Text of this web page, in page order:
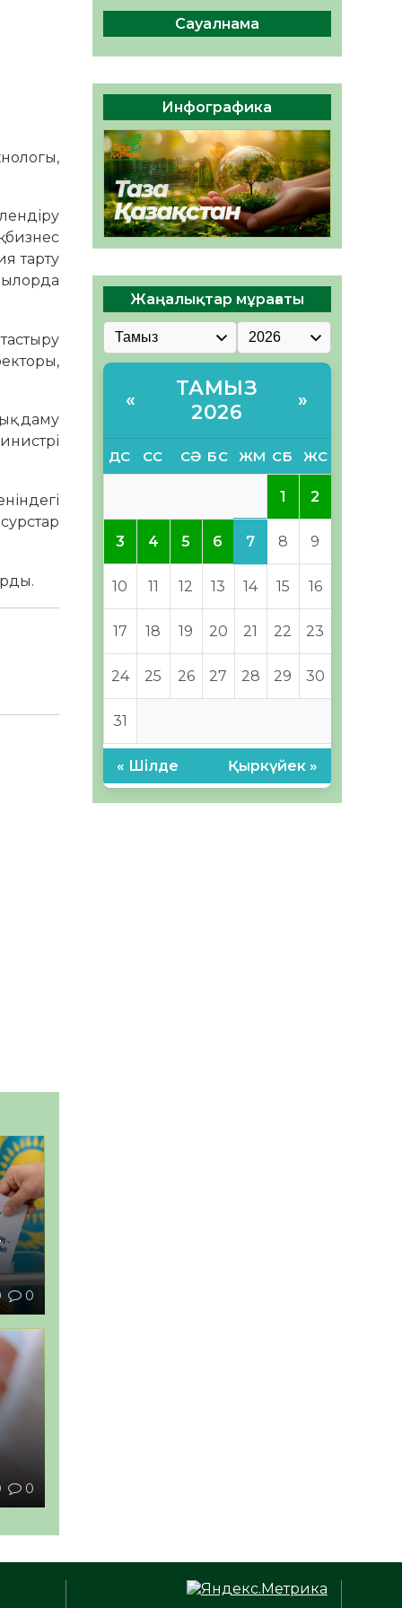
тарту
даму
0
0
беруге дайын
ӘРБІР ДАУЫС – ҚОҒАМ
ДАМУЫНА ҚОСЫЛҒАН
ҮЛЕС
05.08.2026
39 0
Сауалнама
Инфографика
Жаңалықтар мұрағаты
«
ТАМЫЗ
2026
»
ДС СС СӘ БС ЖМ СБ ЖС
1 2
3 4 5 6 7 8 9
10 11 12 13 14 15 16
17 18 19 20 21 22 23
24 25 26 27 28 29 30
31
« Шілде Қыркүйек »